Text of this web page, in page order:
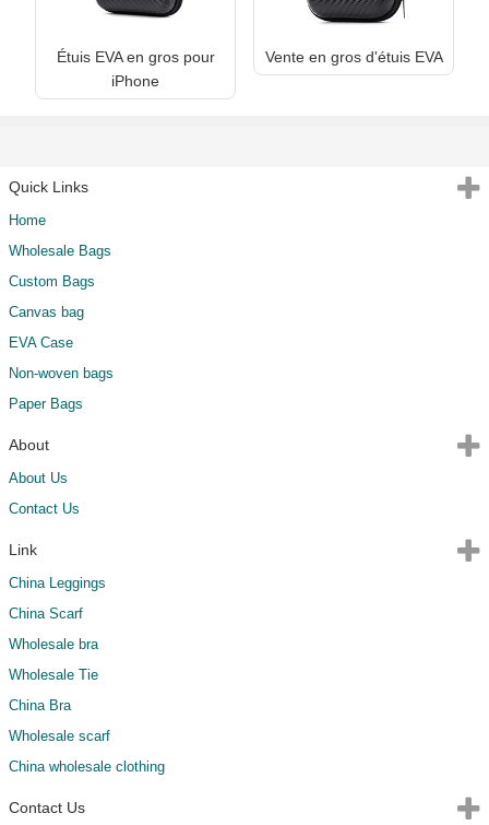
Étuis EVA en gros pour
iPhone
Vente en gros d'étuis EVA
Quick Links
Home
Wholesale Bags
Custom Bags
Canvas bag
EVA Case
Non-woven bags
Paper Bags
About
About Us
Contact Us
Link
China Leggings
China Scarf
Wholesale bra
Wholesale Tie
China Bra
Wholesale scarf
China wholesale clothing
Contact Us